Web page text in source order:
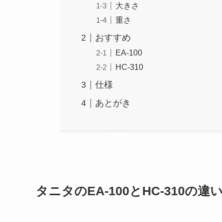
大きさ
重さ
おすすめ
EA-100
HC-310
仕様
あとがき
タニタのEA-100とHC-310の違